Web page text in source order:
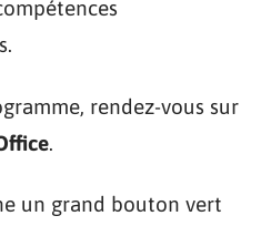
rendez-vous sur
.
un grand bouton vert